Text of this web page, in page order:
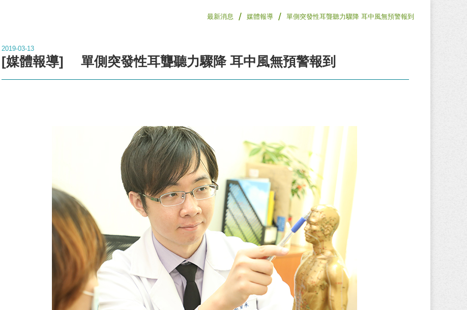
最新消息 / 媒體報導 / 單側突發性耳聾聽力驟降 耳中風無預警報到
2019-03-13
[媒體報導] 單側突發性耳聾聽力驟降 耳中風無預警報到